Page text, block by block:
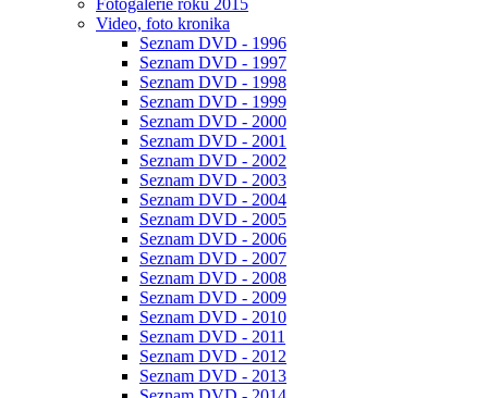
Fotogalerie roku 2015
Video, foto kronika
Seznam DVD - 1996
Seznam DVD - 1997
Seznam DVD - 1998
Seznam DVD - 1999
Seznam DVD - 2000
Seznam DVD - 2001
Seznam DVD - 2002
Seznam DVD - 2003
Seznam DVD - 2004
Seznam DVD - 2005
Seznam DVD - 2006
Seznam DVD - 2007
Seznam DVD - 2008
Seznam DVD - 2009
Seznam DVD - 2010
Seznam DVD - 2011
Seznam DVD - 2012
Seznam DVD - 2013